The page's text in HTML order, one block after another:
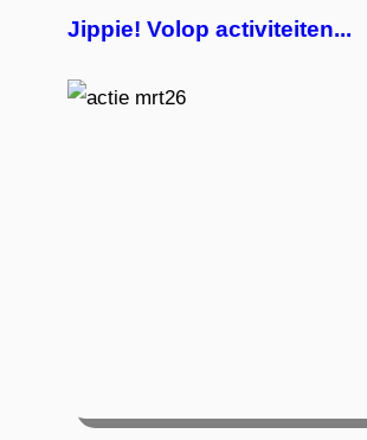
Jippie! Volop activiteiten...